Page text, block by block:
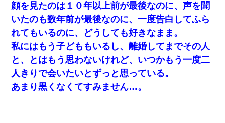
顔を見たのは１０年以上前が最後なのに、声を聞
いたのも数年前が最後なのに、一度告白してふら
れてもいるのに、どうしても好きなまま。
私にはもう子どももいるし、離婚してまでその人
と、とはもう思わないけれど、いつかもう一度二
人きりで会いたいとずっと思っている。
あまり黒くなくてすみません…。